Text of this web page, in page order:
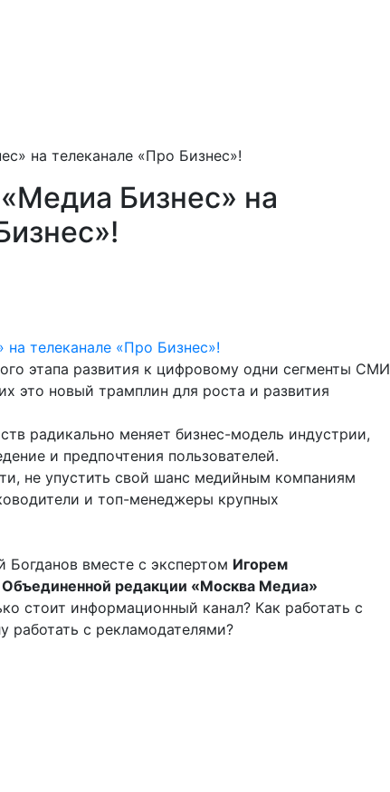
на телеканале «Про Бизнес»!
Бизнес» на
этапа развития к цифровому одни сегменты СМИ
это новый трамплин для роста и развития
радикально меняет бизнес-модель индустрии,
и предпочтения пользователей.
не упустить свой шанс медийным компаниям
и топ-менеджеры крупных
Богданов вместе с экспертом Игорем
редакции «Москва Медиа»
стоит информационный канал? Как работать с
работать с рекламодателями?